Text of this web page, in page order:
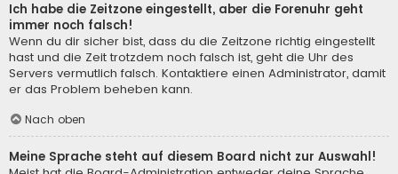
Ich habe die Zeitzone eingestellt, aber die Forenuhr geht
immer noch falsch!
Wenn du dir sicher bist, dass du die Zeitzone richtig eingestellt
hast und die Zeit trotzdem noch falsch ist, geht die Uhr des
Servers vermutlich falsch. Kontaktiere einen Administrator, damit
er das Problem beheben kann.
Nach oben
Meine Sprache steht auf diesem Board nicht zur Auswahl!